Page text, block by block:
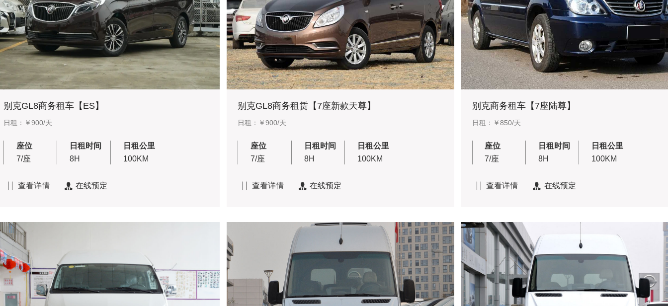
别克GL8商务租车【ES】
日租：￥900/天
座位
7/座
日租时间
8H
日租公里
100KM
查看详情  在线预定
别克GL8商务租赁【7座新款天尊】
日租：￥900/天
座位
7/座
日租时间
8H
日租公里
100KM
查看详情  在线预定
别克商务租车【7座陆尊】
日租：￥850/天
座位
7/座
日租时间
8H
日租公里
100KM
查看详情  在线预定